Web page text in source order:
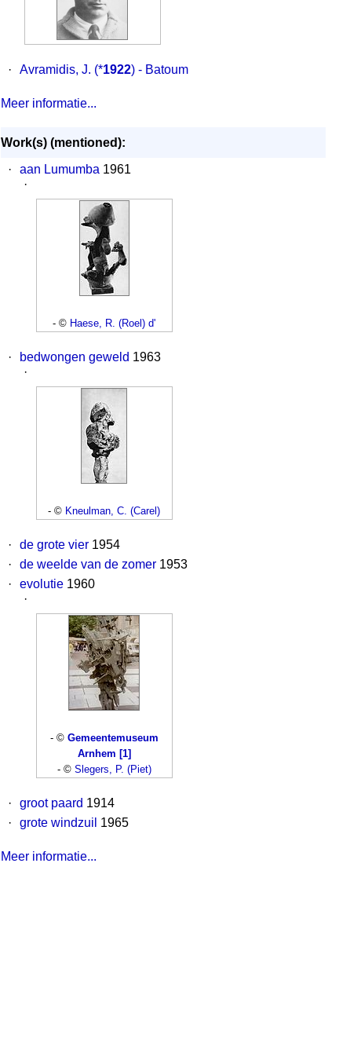
· Avramidis, J. (*1922) - Batoum
Meer informatie...
Work(s) (mentioned):
·
aan Lumumba 1961
·
- © Haese, R. (Roel) d'
· bedwongen geweld 1963
·
- © Kneulman, C. (Carel)
· de grote vier1954
·
de weelde van de zomer1953
·
evolutie1960
·
- © Gemeentemuseum
Arnhem [1]
- © Slegers, P. (Piet)
· groot paard 1914
·
grote windzuil 1965
Meer informatie...